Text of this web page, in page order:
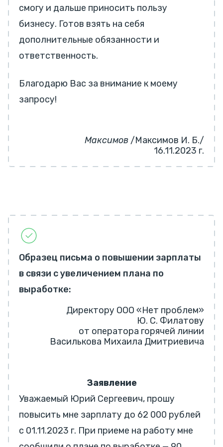
смогу и дальше приносить пользу
бизнесу. Готов взять на себя
дополнительные обязанности и
ответственность.
Благодарю Вас за внимание к моему
запросу!
Максимов /Максимов И. Б./
16.11.2023 г.
Образец письма о повышении зарплаты
в связи с увеличением плана по
выработке:
Директору ООО «Нет проблем»
Ю. С. Филатову
от оператора горячей линии
Василькова Михаила Дмитриевича
Заявление
Уважаемый Юрий Сергеевич, прошу
повысить мне зарплату до 62 000 рублей
с 01.11.2023 г. При приеме на работу мне